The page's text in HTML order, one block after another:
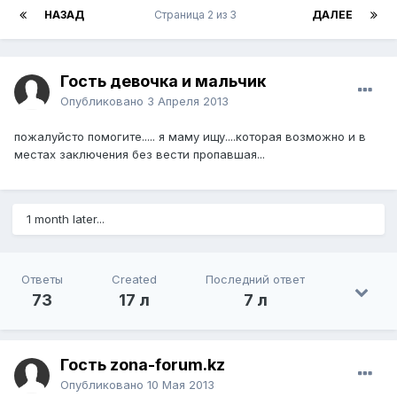
НАЗАД ДАЛЕЕ
Страница 2 из 3
Гость девочка и мальчик
Опубликовано 3 Апреля 2013
пожалуйсто помогите..... я маму ищу....которая возможно и в
местах заключения без вести пропавшая...
1 month later...
Ответы
73
Created
17 л
Последний ответ
7 л
Гость zona-forum.kz
Опубликовано 10 Мая 2013